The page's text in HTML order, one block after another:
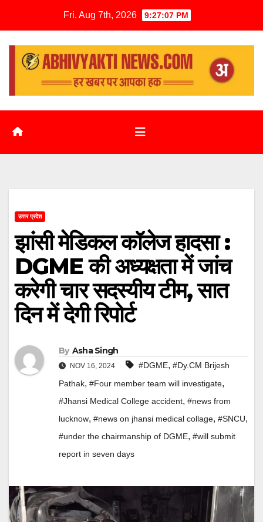
Fri. Aug 7th, 2026 9:27:08 PM
उत्तर प्रदेश
झांसी मेडिकल कॉलेज हादसा :
DGME की अध्यक्षता में जांच
करेगी चार सदस्यीय टीम, सात
दिन में देगी रिपोर्ट
By Asha Singh
NOV 16, 2024 #DGME, #Dy.CM Brijesh
Pathak, #Four member team will investigate,
#Jhansi Medical College accident, #news from
lucknow, #news on jhansi medical collage, #SNCU,
#under the chairmanship of DGME, #will submit
report in seven days